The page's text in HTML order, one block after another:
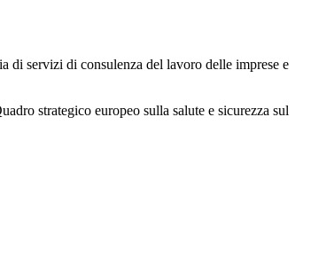
di servizi di consulenza del lavoro delle imprese e
strategico europeo sulla salute e sicurezza sul